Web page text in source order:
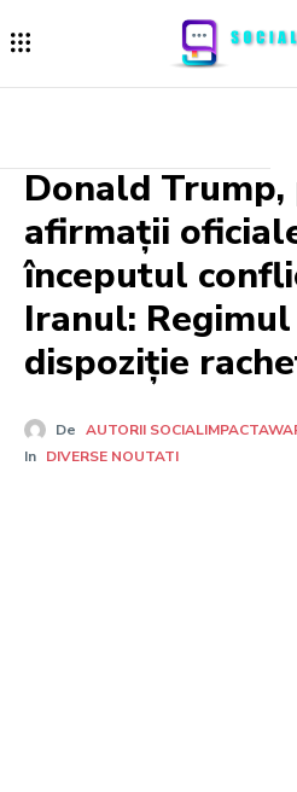
Donald
afirmații
începutul
Iranul:
dispoziție
De AUTORII
In DIVERSE NOUTATI